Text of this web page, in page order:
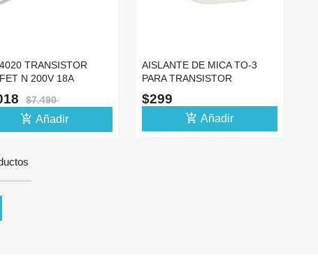
TRANSISTOR
N 200V 18A
DE AUDIO
$7.490
add_shopping_cart Añadir
AISLANTE DE MICA TO-3
PARA TRANSISTOR
REGULADOR TO3 3055 338
$299
add_shopping_cart Añadir